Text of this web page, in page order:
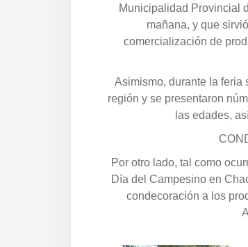
Municipalidad Provincial
mañana, y que
comercialización de
Asimismo, durante la feria
región y se presentaron
las edades,
Por otro lado, tal como
Día del Campesino en
condecoración a los